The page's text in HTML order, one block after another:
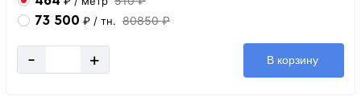
73 500 ₽ / тн. 80850 ₽
- + В корзину